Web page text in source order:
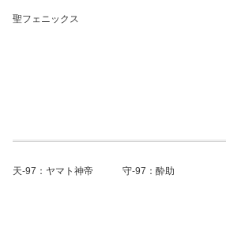
聖フェニックス
天-97：ヤマト神帝 守-97：酔助